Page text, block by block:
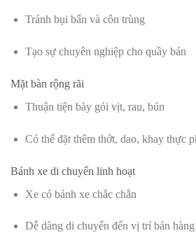
Tránh bụi bẩn và côn trùng
Tạo sự chuyên nghiệp cho quầy bán
Mặt bàn rộng rãi
Thuận tiện bày gỏi vịt, rau, bún
Có thể đặt thêm thớt, dao, khay thực
Bánh xe di chuyển linh hoạt
Xe có bánh xe chắc chắn
Dễ dàng di chuyển đến vị trí bán hàng